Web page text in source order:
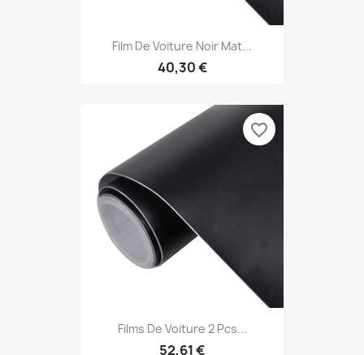
Film De Voiture Noir Mat...
40,30 €
Films De Voiture 2 Pcs...
52,61 €
favorite_border